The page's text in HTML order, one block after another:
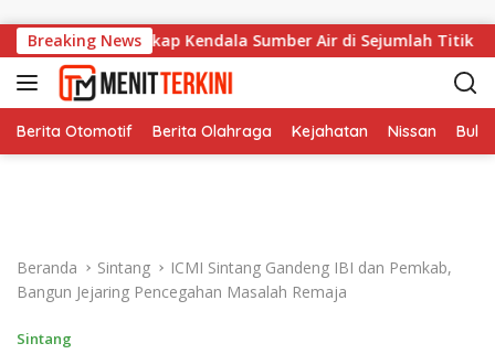
Breaking News
BPBD Ungkap Kendala Sumber Air di Sejumlah Titik
Berita Otomotif Berita Olahraga Kejahatan Nissan
Beranda Sintang
ICMI Sintang Gandeng IBI dan Pemkab,
Bangun Jejaring Pencegahan Masalah Remaja
Sintang